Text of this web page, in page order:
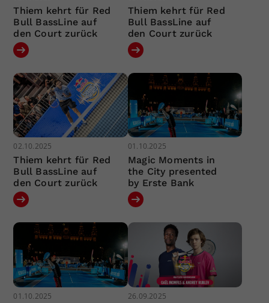
Thiem kehrt für Red
Bull BassLine auf
den Court zurück
Thiem kehrt für Red
Bull BassLine auf
den Court zurück
02.10.2025
Thiem kehrt für Red
Bull BassLine auf
den Court zurück
01.10.2025
Magic Moments in
the City presented
by Erste Bank
01.10.2025 26.09.2025